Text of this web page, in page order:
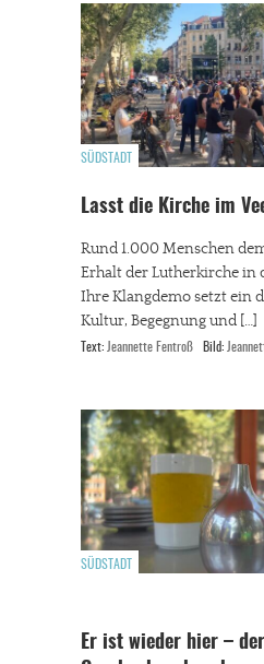
SÜDSTADT
Lasst die Kirche im
Rund 1.000 Menschen
Erhalt der Lutherkirche in
Ihre Klangdemo setzt ein
Kultur, Begegnung und […]
Text: Jeannette Fentroß Bild:
SÜDSTADT
Er ist wieder hier – der